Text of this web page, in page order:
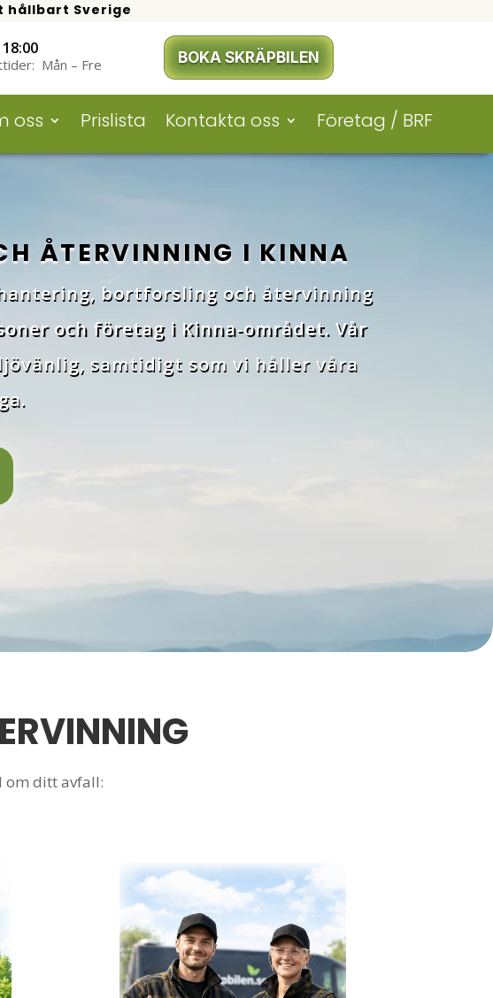
hållbart Sverige
: Mån – Fre BOKA SKRÄPBILEN
oss Prislista Kontakta oss Företag / BRF
ÅTERVINNING I KINNA
bortforsling och återvinning
och företag i Kinna-området. Vår
samtidigt som vi håller våra
om ditt avfall: